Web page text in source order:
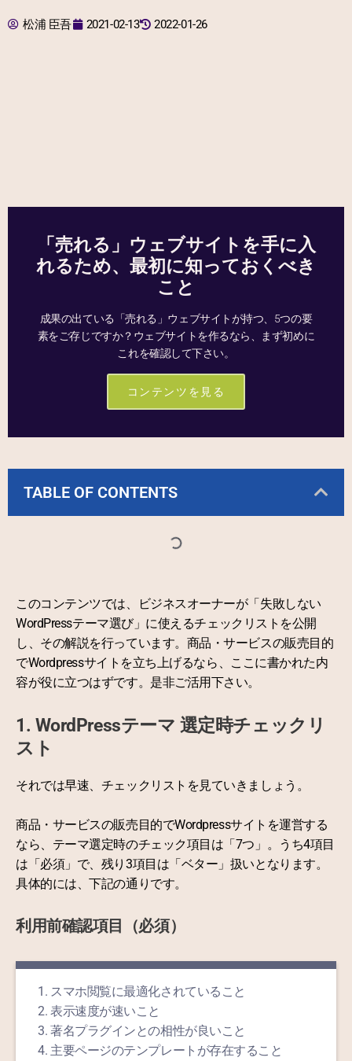
松浦 臣吾 2021-02-13 2022-01-26
「売れる」ウェブサイトを手に入
れるため、最初に知っておくべき
こと
成果の出ている「売れる」ウェブサイトが持つ、5つの要
素をご存じですか？ウェブサイトを作るなら、まず初めに
これを確認して下さい。
コンテンツを見る
TABLE OF CONTENTS
このコンテンツでは、ビジネスオーナーが「失敗しない
WordPressテーマ選び」に使えるチェックリストを公開
し、その解説を行っています。商品・サービスの販売目的
でWordpressサイトを立ち上げるなら、ここに書かれた内
容が役に立つはずです。是非ご活用下さい。
1. WordPressテーマ 選定時チェックリ
スト
それでは早速、チェックリストを見ていきましょう。
商品・サービスの販売目的でWordpressサイトを運営する
なら、テーマ選定時のチェック項目は「7つ」。うち4項目
は「必須」で、残り3項目は「ベター」扱いとなります。
具体的には、下記の通りです。
利用前確認項目（必須）
スマホ閲覧に最適化されていること
表示速度が速いこと
著名プラグインとの相性が良いこと
主要ページのテンプレートが存在すること